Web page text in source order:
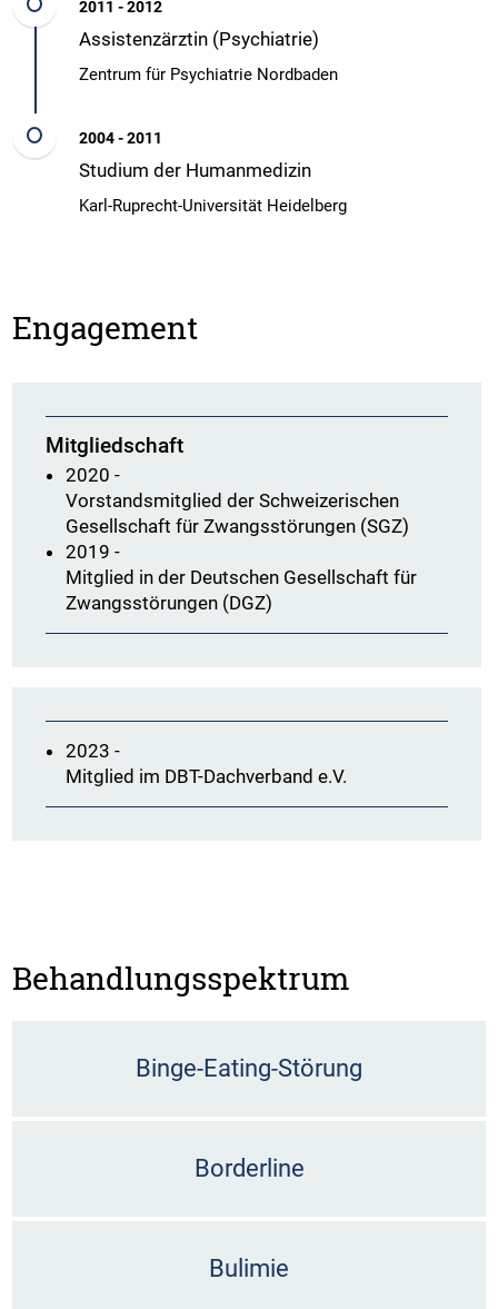
2011 - 2012
Assistenzärztin (Psychiatrie)
Zentrum für Psychiatrie Nordbaden
2004 - 2011
Studium der Humanmedizin
Karl-Ruprecht-Universität Heidelberg
Engagement
Mitgliedschaft
2020 -
Vorstandsmitglied der Schweizerischen
Gesellschaft für Zwangsstörungen (SGZ)
2019 -
Mitglied in der Deutschen Gesellschaft für
Zwangsstörungen (DGZ)
2023 -
Mitglied im DBT-Dachverband e.V.
Behandlungsspektrum
Binge-Eating-Störung
Borderline
Bulimie